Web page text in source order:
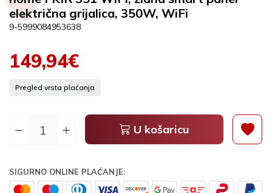
električna grijalica, 350W, WiFi
9-5999084953638
149,94€
Pregled vrsta plaćanja
U košaricu
SIGURNO ONLINE PLAĆANJE: